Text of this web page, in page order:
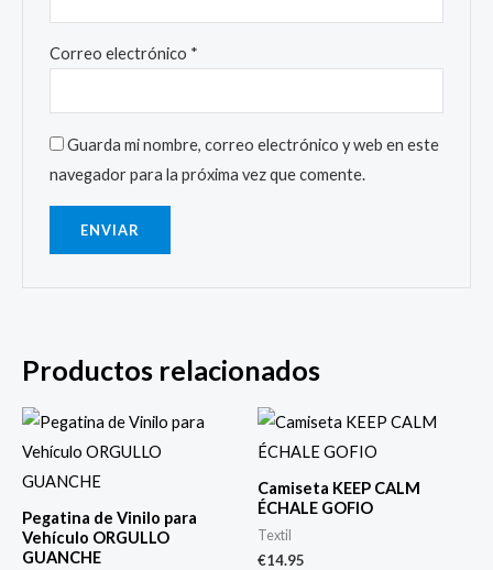
Correo electrónico *
Guarda mi nombre, correo electrónico y web en este
navegador para la próxima vez que comente.
Productos relacionados
Pegatina de Vinilo para
Vehículo ORGULLO
GUANCHE
Camiseta KEEP CALM
ÉCHALE GOFIO
Textil
€14.95